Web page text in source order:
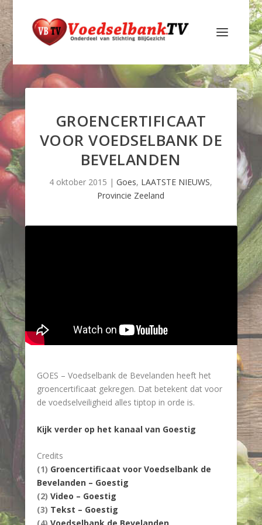
GROENCERTIFICAAT
VOOR VOEDSELBANK DE
BEVELANDEN
4 oktober 2015 |Goes, LAATSTE NIEUWS,
Provincie Zeeland
GOES – Voedselbank de Bevelanden heeft het
groencertificaat gekregen. Dat betekent dat voor
de voedselveiligheid alles tiptop in orde is.
Kijk verder op het kanaal van Goestig
Credits
(1) Groencertificaat voor Voedselbank de
Bevelanden – Goestig
(2) Video – Goestig
(3) Tekst – Goestig